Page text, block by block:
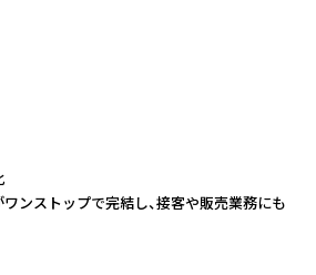
ンストップで完結し、接客や販売業務にも